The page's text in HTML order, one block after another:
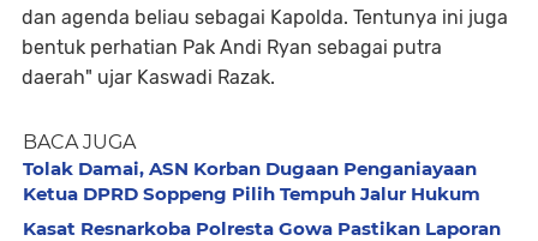
dan agenda beliau sebagai Kapolda. Tentunya ini juga
bentuk perhatian Pak Andi Ryan sebagai putra
daerah" ujar Kaswadi Razak.
BACA JUGA
Tolak Damai, ASN Korban Dugaan Penganiayaan
Ketua DPRD Soppeng Pilih Tempuh Jalur Hukum
Kasat Resnarkoba Polresta Gowa Pastikan Laporan